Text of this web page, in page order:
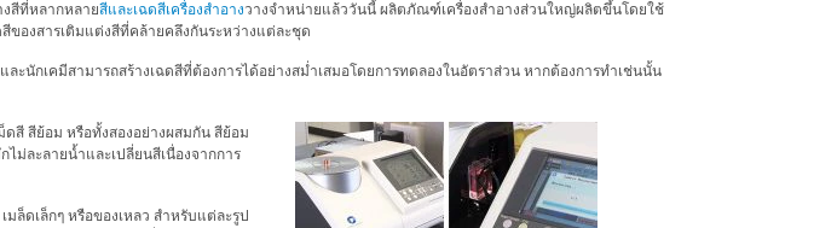
สีที่หลากหลายสีและเฉดสีเครื่องสำอางวางจำหน่ายแล้ววันนี้ ผลิตภัณฑ์เครื่องสำอางส่วนใหญ่ผลิตขึ้นโดยใช้
ของสารเติมแต่งสีที่คล้ายคลึงกันระหว่างแต่ละชุด
ละนักเคมีสามารถสร้างเฉดสีที่ต้องการได้อย่างสม่ำเสมอโดยการทดลองในอัตราส่วน หากต้องการทำเช่นนั้น
สี สีย้อม หรือทั้งสองอย่างผสมกัน สีย้อม
ม่ละลายน้ำและเปลี่ยนสีเนื่องจากการ
ล็ดเล็กๆ หรือของเหลว สำหรับแต่ละรูป